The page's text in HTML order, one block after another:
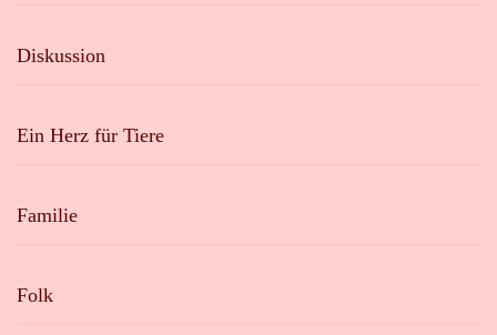
Diskussion
Ein Herz für Tiere
Familie
Folk